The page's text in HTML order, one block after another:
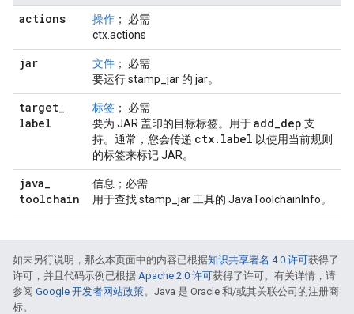
actions 操作 ； 必需
ctx.actions
jar 文件 ； 必需
要运行 stamp_jar 的 jar。
target_
label
标签 ； 必需
要为 JAR 盖印的目标标签。用于add_dep 支
持。通常，您会传递 ctx. label 以使用当前规则
的标签来标记 JAR。
java_
toolchain
信息；必需
用于查找 stamp_jar 工具的 JavaToolchainInfo。
如未另行说明，那么本页面中的内容已根据知识共享署名 4.0 许可获得了
许可，并且代码示例已根据 Apache 2.0 许可获得了许可。有关详情，请
参阅 Google 开发者网站政策。Java 是 Oracle 和/或其关联公司的注册商
标。